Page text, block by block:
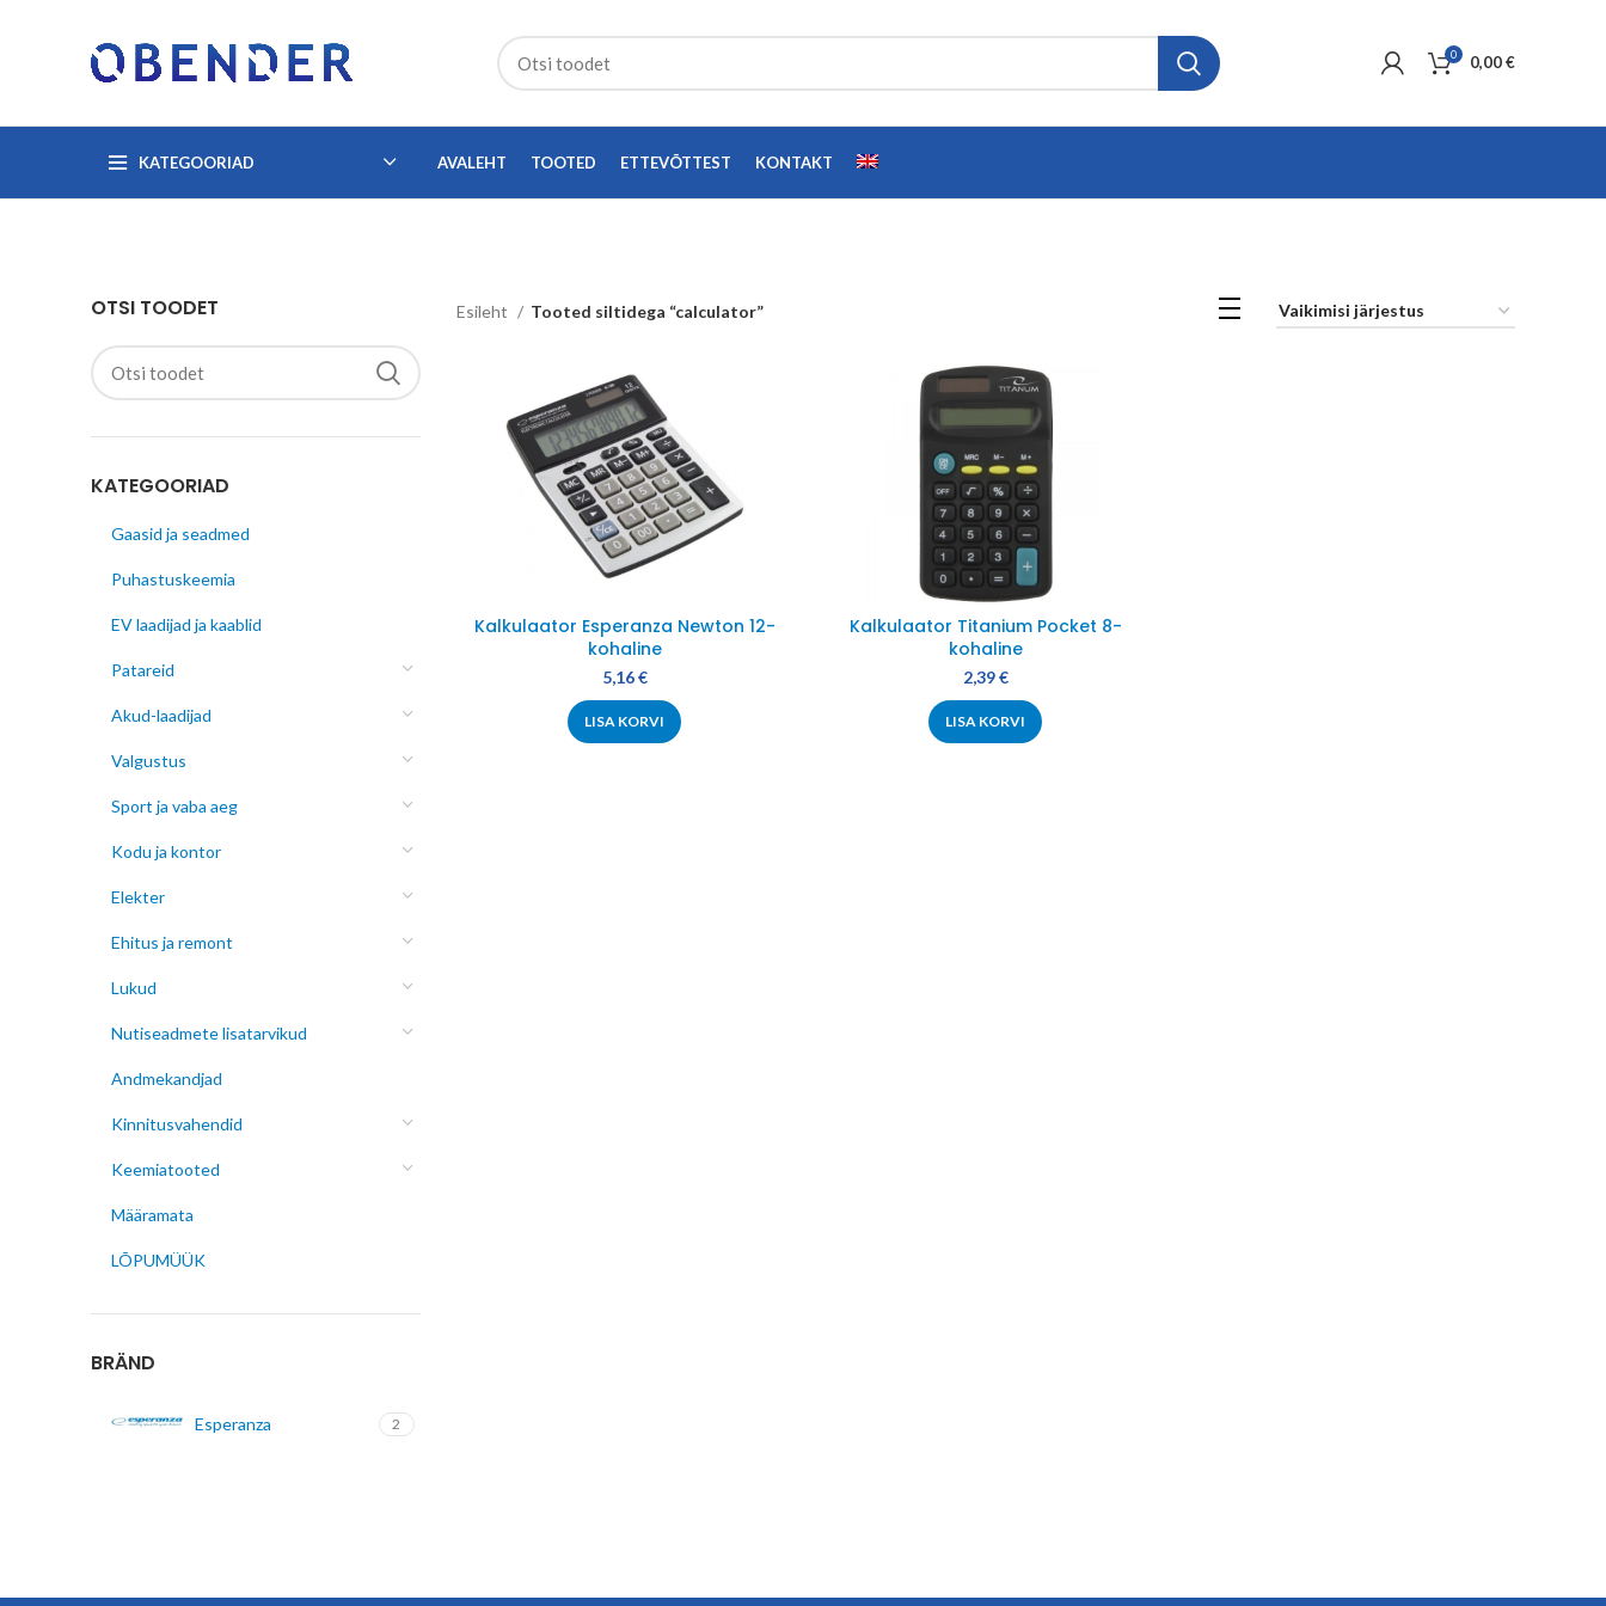
0 0,00€
KATEGOORIAD AVALEHT TOOTED ETTEVÕTTEST KONTAKT
OTSI TOODET
KATEGOORIAD
Gaasid ja seadmed
Puhastuskeemia
EV laadijad ja kaablid
Patareid
Akud-laadijad
Valgustus
Sport ja vaba aeg
Kodu ja kontor
Elekter
Ehitus ja remont
Lukud
Nutiseadmete lisatarvikud
Andmekandjad
Kinnitusvahendid
Keemiatooted
Määramata
LÕPUMÜÜK
BRÄND
Esperanza 2
Esileht Tooted siltidega “calculator”
Kalkulaator Esperanza Newton 12-
kohaline
5,16€
LISA KORVI
Kalkulaator Titanium Pocket 8-
kohaline
2,39€
LISA KORVI